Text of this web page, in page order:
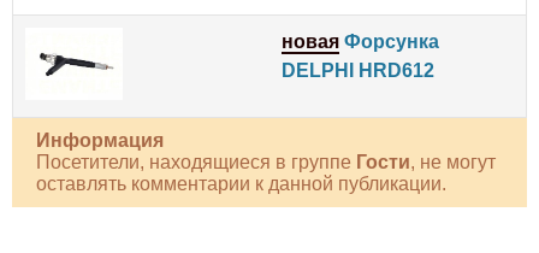
новая Форсунка
DELPHI HRD612
Информация
Посетители, находящиеся в группе Гости, не могут
оставлять комментарии к данной публикации.